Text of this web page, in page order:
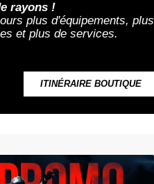
rayons !
plus d'équipements, plus
et plus de services.
ITINÉRAIRE BOUTIQUE